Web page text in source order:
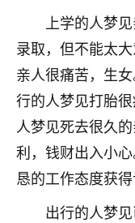
上学的人梦
录取，但不能太
亲人很痛苦，生
行的人梦见打胎
人梦见死去很久
利，钱财出入小
恳的工作态度获得
出行的人梦
鹿森 ：恭
12小时前 来自
心心相印
我身体不太好
问题，反正就
题，后来无意
之后，心情豁
果问题。今年
了，老师说境